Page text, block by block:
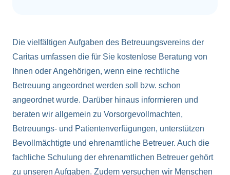
Die vielfältigen Aufgaben des Betreuungsvereins der
Caritas umfassen die für Sie kostenlose Beratung von
Ihnen oder Angehörigen, wenn eine rechtliche
Betreuung angeordnet werden soll bzw. schon
angeordnet wurde. Darüber hinaus informieren und
beraten wir allgemein zu Vorsorgevollmachten,
Betreuungs- und Patientenverfügungen, unterstützen
Bevollmächtigte und ehrenamtliche Betreuer. Auch die
fachliche Schulung der ehrenamtlichen Betreuer gehört
zu unseren Aufgaben. Zudem versuchen wir Menschen